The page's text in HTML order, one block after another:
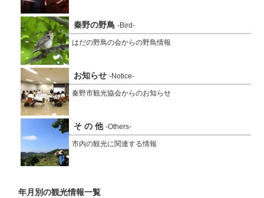
秦野の野鳥 -Bird-
はだの野鳥の会からの野鳥情報
お知らせ -Notice-
秦野市観光協会からのお知らせ
そ の 他 -Others-
市内の観光に関連する情報
年月別の観光情報一覧